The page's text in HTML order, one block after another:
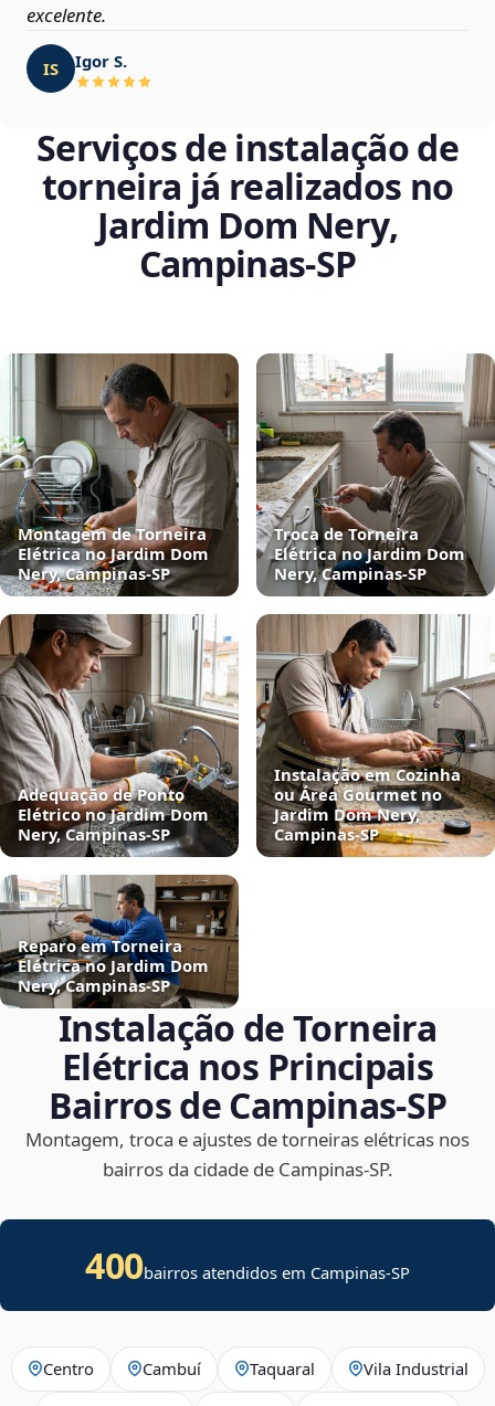
excelente.
IS Igor S.
Serviços de instalação de
torneira já realizados no
Jardim Dom Nery,
Campinas‑SP
Montagem de Torneira
Elétrica no Jardim Dom
Nery, Campinas‑SP
Troca de Torneira
Elétrica no Jardim Dom
Nery, Campinas‑SP
Adequação de Ponto
Elétrico no Jardim Dom
Nery, Campinas‑SP
Instalação em Cozinha
ou Área Gourmet no
Jardim Dom Nery,
Campinas‑SP
Reparo em Torneira
Elétrica no Jardim Dom
Nery, Campinas‑SP
Instalação de Torneira
Elétrica nos Principais
Bairros de Campinas‑SP
Montagem, troca e ajustes de torneiras elétricas nos
bairros da cidade de Campinas‑SP.
400bairros atendidos em Campinas-SP
Centro Cambuí Taquaral Vila Industrial